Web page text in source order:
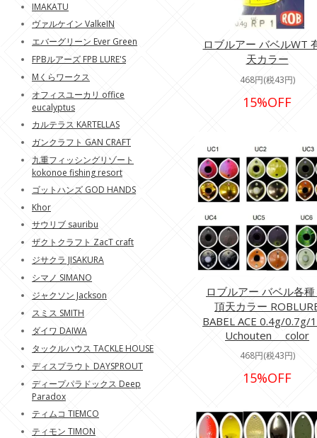
ロブルアー バベルWT
天カラー
468円(税43円)
15%OFF
ロブルアー バベル各
頂天カラー
BABEL ACE 0.4g/0.7g/
Uchouten color
468円(税43円)
15%OFF
IMAKATU
ヴァルケイン ValkeIN
エバーグリーン Ever Green
FPBルアーズ FPB LURE'S
Mくらワークス
オフィスユーカリ office
eucalyptus
カルテラス KARTELLAS
ガンクラフト GAN CRAFT
九重フィッシングリゾート
kokonoe fishing resort
ゴットハンズ GOD HANDS
Khor
サウリブ sauribu
ザクトクラフト ZacT craft
ジサクラ JISAKURA
シマノ SIMANO
ジャクソン Jackson
スミス SMITH
ダイワ DAIWA
タックルハウス TACKLE HOUSE
ディスプラウト DAYSPROUT
ディープパラドックス Deep
Paradox
ティムコ TIEMCO
ティモン TIMON